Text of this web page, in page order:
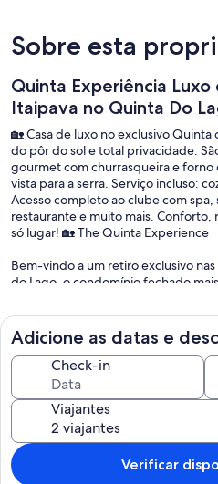
Sobre esta
Quinta Experiência Luxo
Itaipava no Quinta Do
🏡 Casa de luxo no exclusivo
do pôr do sol e total privacidade.
gourmet com churrasqueira e forno
vista para a serra. Serviço incluso:
Acesso completo ao clube com spa,
restaurante e muito mais. Conforto,
só lugar! 🏡 The Quinta Experience
Bem-vindo a um retiro exclusivo
do Lago, o condomínio fechado
Com 700 m² de área construída em
oferece privacidade total, serviço
das montanhas — especialmente ao
Acomodações
São 5 suítes amplas (além de
banheiros e meio, acomodando até
conforto. Os ambientes internos
funcionais: sala com lareira, sala de
equipada.
Adicione as datas e
Check-in
Viajantes
Verificar